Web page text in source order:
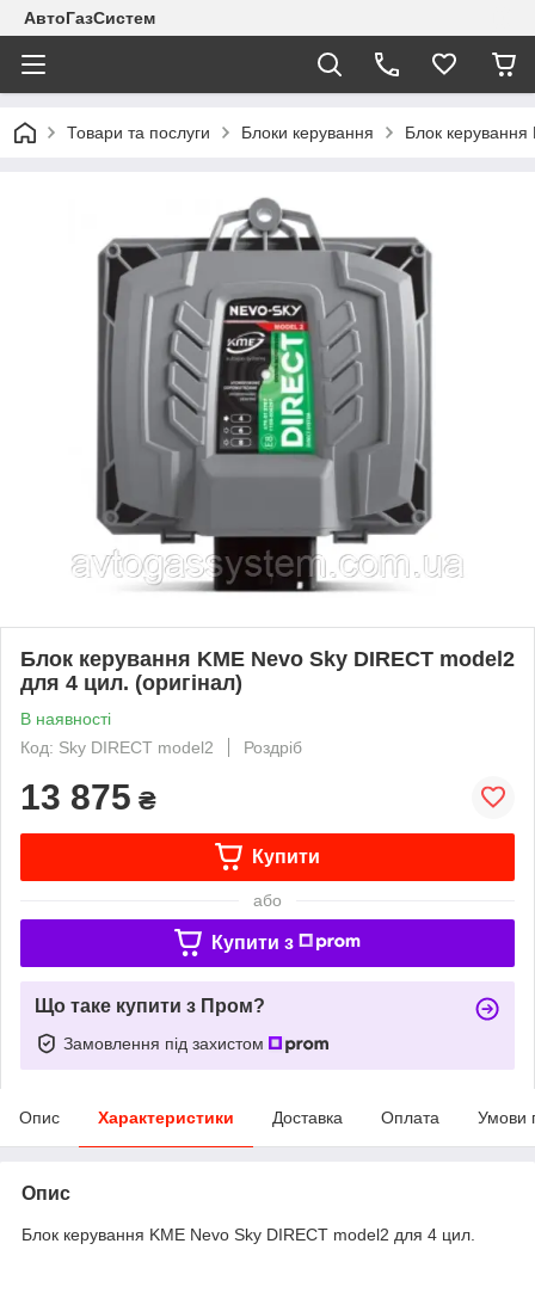
АвтоГазСистем
Товари та послуги Блоки керування Блок
Блок керування KME Nevo Sky DIRECT model2
для 4 цил. (оригінал)
В наявності
Код: Sky DIRECT model2
Роздріб
13 875 ₴
Купити
або
Купити з
Що таке купити з Пром?
Замовлення під захистом
Опис Характеристики Доставка Оплата Умови
Опис
Блок керування KME Nevo Sky DIRECT model2 для 4 цил.